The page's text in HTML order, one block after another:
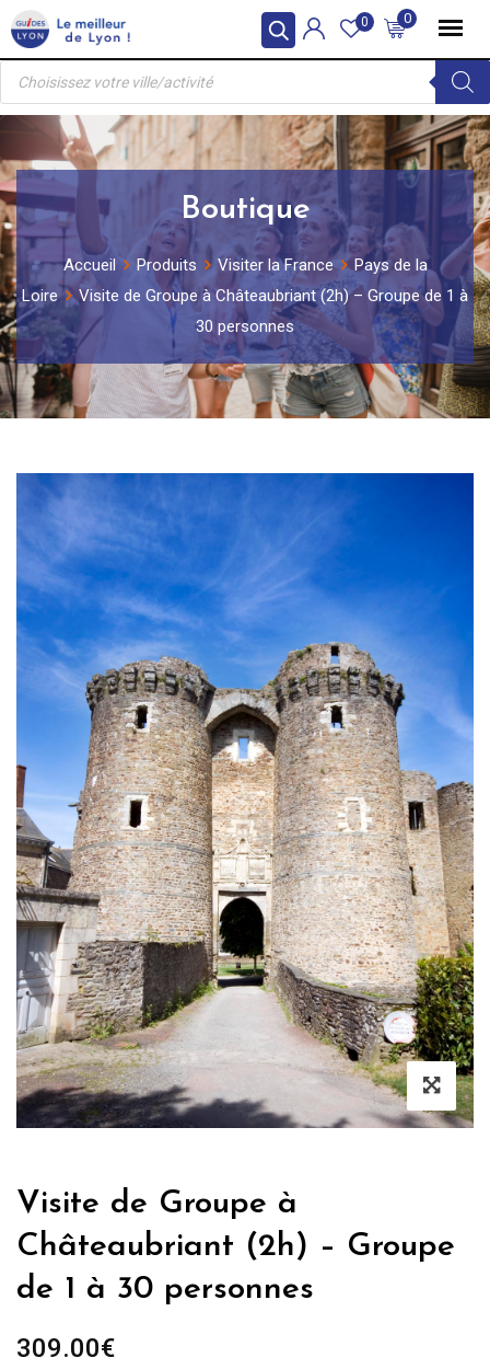
Skip
to
content
0
0
Recherche
produits
Boutique
Accueil Produits Visiter la France
Pays de la
Loire
Visite de Groupe à Châteaubriant (2h) – Groupe de 1 à
30 personnes
Visite de Groupe à
Châteaubriant (2h) – Groupe
de 1 à 30 personnes
309.00€